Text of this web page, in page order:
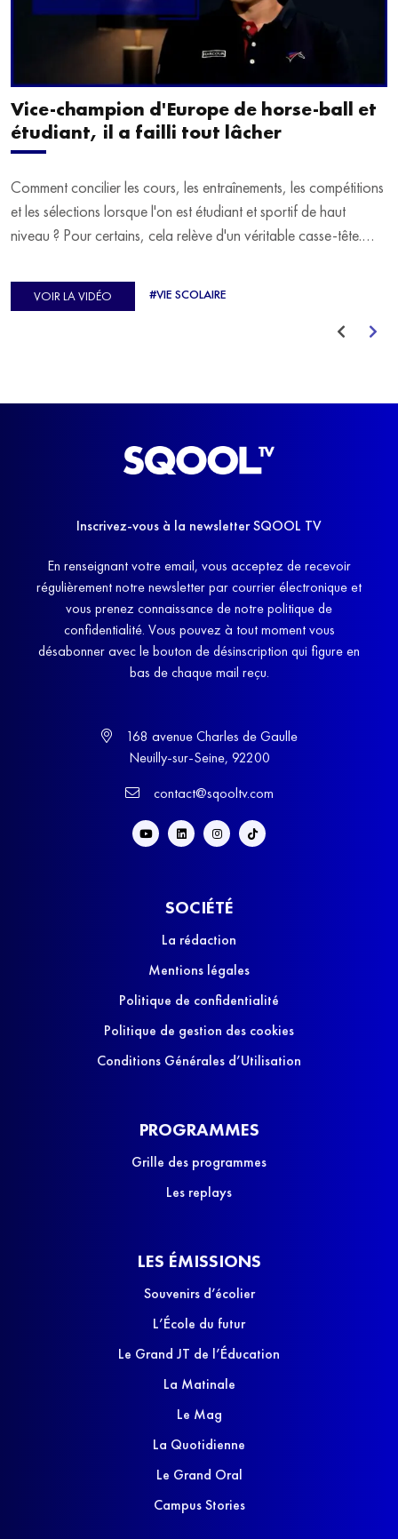
Vice-champion d'Europe de horse-ball et
étudiant, il a failli tout lâcher
Comment concilier les cours, les entraînements, les compétitions
et les sélections lorsque l'on est étudiant et sportif de haut
niveau ? Pour certains, cela relève d'un véritable casse-tête.
d'Europe de Horse-ball, qui a failli abandonner ses études
avant de trouver un nouvel équilibre.
VOIR LA VIDÉO #VIE SCOLAIRE
Inscrivez-vous à la newsletter SQOOL TV
En renseignant votre email, vous acceptez de recevoir
régulièrement notre newsletter par courrier électronique et
vous prenez connaissance de notre politique de
confidentialité. Vous pouvez à tout moment vous
désabonner avec le bouton de désinscription qui figure en
bas de chaque mail reçu.
168 avenue Charles de Gaulle
Neuilly-sur-Seine, 92200
contact@sqooltv.com
SOCIÉTÉ
La rédaction
Mentions légales
Politique de confidentialité
Politique de gestion des cookies
Conditions Générales d’Utilisation
PROGRAMMES
Grille des programmes
Les replays
LES ÉMISSIONS
Souvenirs d’écolier
L’École du futur
Le Grand JT de l’Éducation
La Matinale
Le Mag
La Quotidienne
Le Grand Oral
Campus Stories